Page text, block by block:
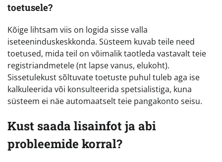
toetusele?
Kõige lihtsam viis on logida sisse valla
iseteeninduskeskkonda. Süsteem kuvab teile need
toetused, mida teil on võimalik taotleda vastavalt teie
registriandmetele (nt lapse vanus, elukoht).
Sissetulekust sõltuvate toetuste puhul tuleb aga ise
kalkuleerida või konsulteerida spetsialistiga, kuna
süsteem ei näe automaatselt teie pangakonto seisu.
Kust saada lisainfot ja abi
probleemide korral?